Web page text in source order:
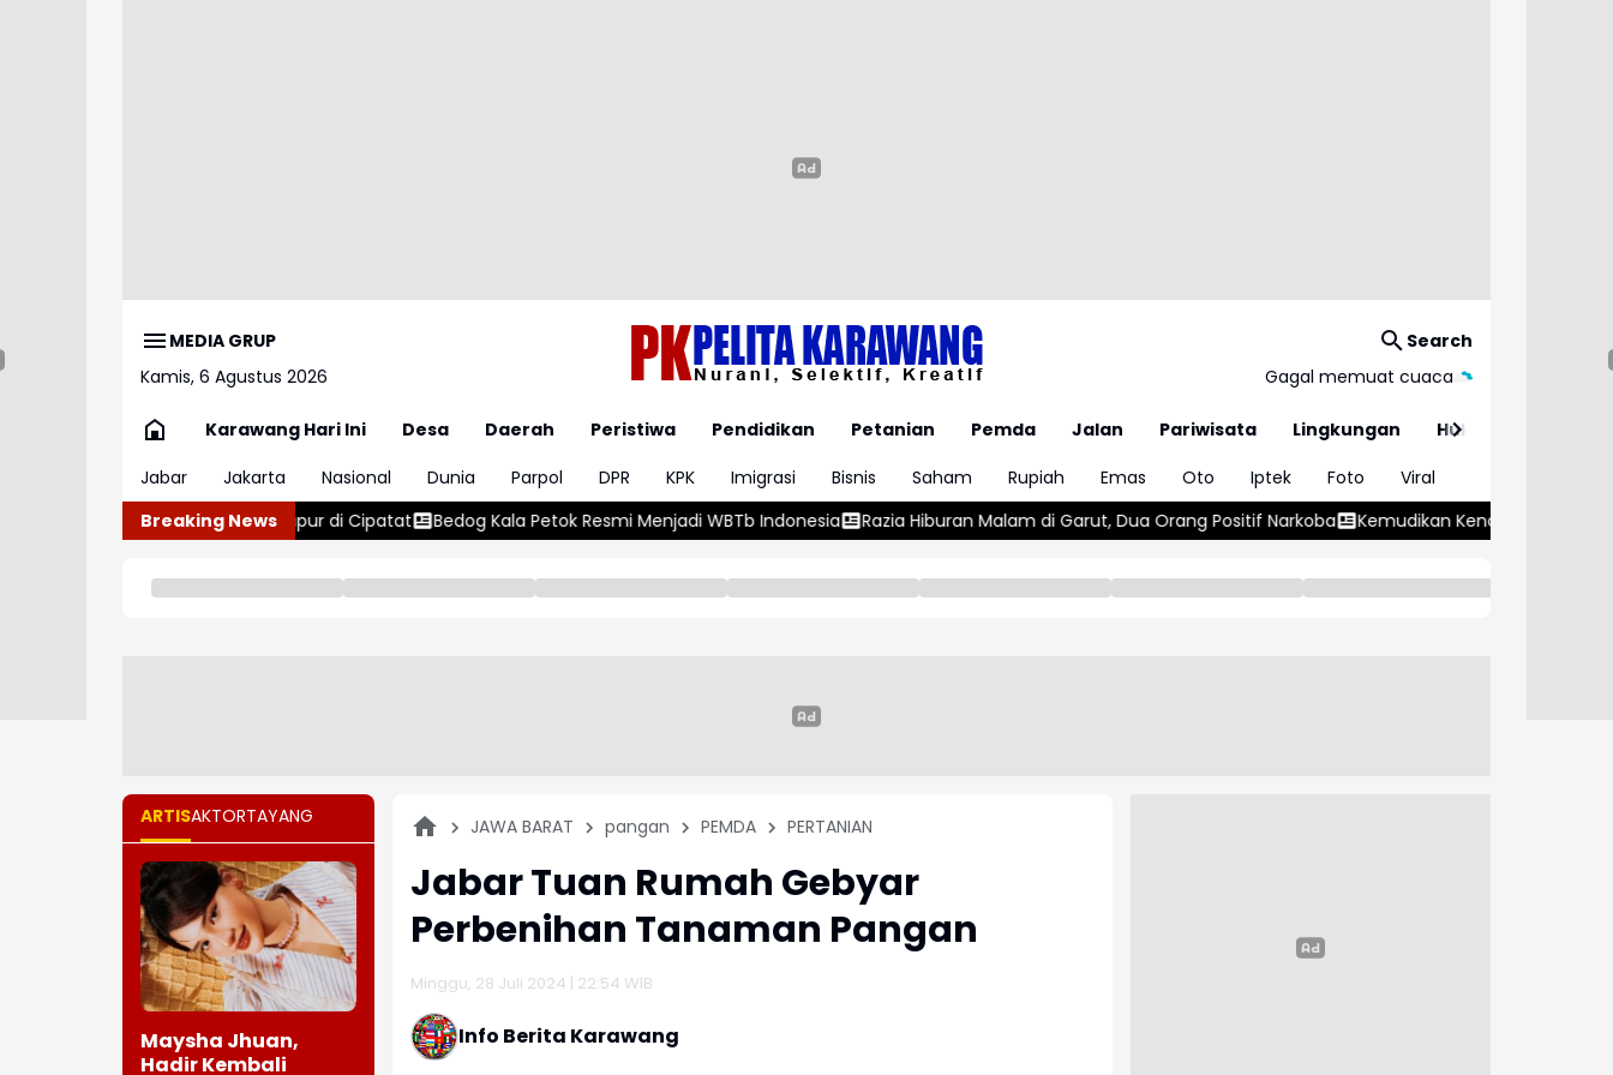
MEDIA GRUP
Kamis, 6 Agustus 2026
Search
Gagal memuat cuaca
Karawang Hari Ini Desa Daerah Peristiwa Pendidikan Petanian Pemda Jalan Pariwisata Lingkungan
Hukum
Jabar
Jakarta Nasional Dunia Parpol DPR KPK Imigrasi Bisnis Saham Rupiah Emas Oto Iptek Foto
Viral
Breaking News
Batu Kapur di Cipatat Bedog Kala Petok Resmi Menjadi WBTb Indonesia Razia Hiburan Malam di Garut, Dua Orang Positif Narkoba Kemudikan Kendaraannya dalam Keadaan Mabuk,
ARTISAKTORTAYANG
Maysha Jhuan,
Hadir Kembali
JAWA BARAT pangan PEMDA PERTANIAN
Jabar Tuan Rumah Gebyar
Perbenihan Tanaman Pangan
Minggu, 28 Juli 2024 | 22:54 WIB
Info Berita Karawang